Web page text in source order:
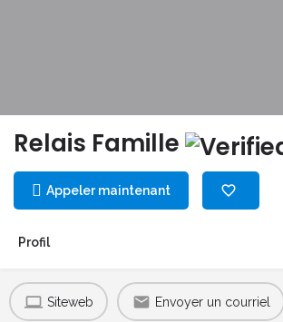
Relais Famille
Appeler maintenant
Profil
Siteweb Envoyer un courriel